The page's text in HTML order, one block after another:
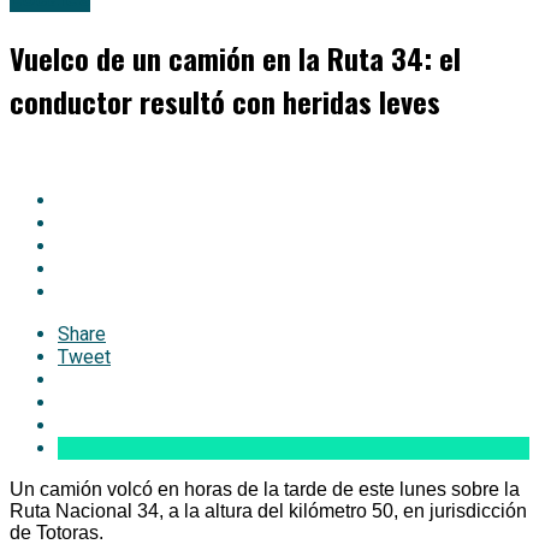
Vuelco de un camión en la Ruta 34: el
conductor resultó con heridas leves
Share
Tweet
Un camión volcó en horas de la tarde de este lunes sobre la
Ruta Nacional 34, a la altura del kilómetro 50, en jurisdicción
de Totoras.